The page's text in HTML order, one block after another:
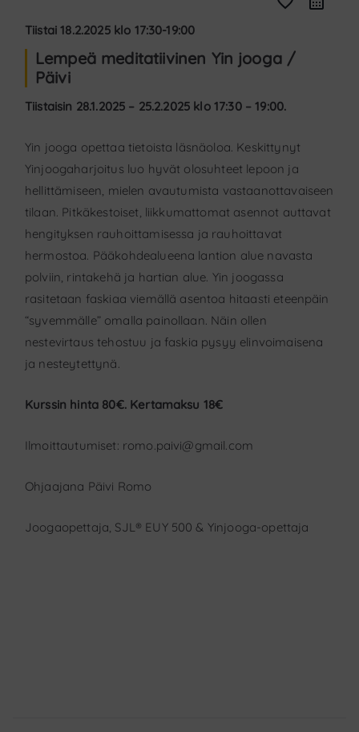
Tiistai 18.2.2025 klo 17:30-19:00
Lempeä meditatiivinen Yin jooga /
Päivi
Tiistaisin 28.1.2025 – 25.2.2025 klo 17:30 – 19:00.
Yin jooga opettaa tietoista läsnäoloa. Keskittynyt
Yinjoogaharjoitus luo hyvät olosuhteet lepoon ja
hellittämiseen, mielen avautumista vastaanottavaiseen
tilaan. Pitkäkestoiset, liikkumattomat asennot auttavat
hengityksen rauhoittamisessa ja rauhoittavat
hermostoa. Pääkohdealueena lantion alue navasta
polviin, rintakehä ja hartian alue. Yin joogassa
rasitetaan faskiaa viemällä asentoa hitaasti eteenpäin
“syvemmälle” omalla painollaan. Näin ollen
nestevirtaus tehostuu ja faskia pysyy elinvoimaisena
ja nesteytettynä.
Kurssin hinta 80€. Kertamaksu 18€
Ilmoittautumiset: romo.paivi@gmail.com
Ohjaajana Päivi Romo
Joogaopettaja, SJL® EUY 500 & Yinjooga-opettaja